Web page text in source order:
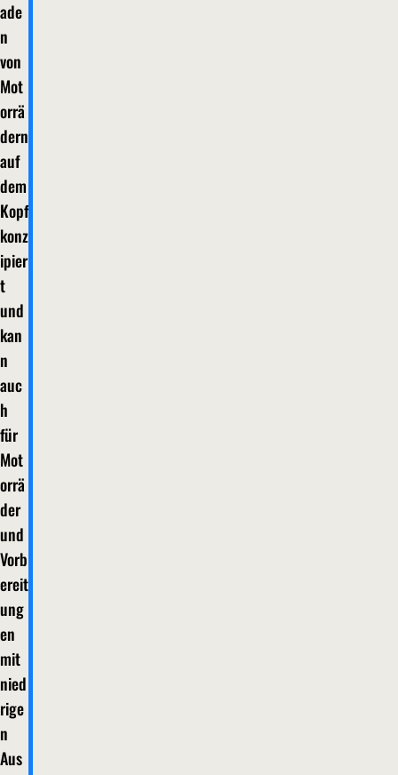
ade
n
von
Mot
orrä
dern
auf
dem
Kopf
konz
ipier
t
und
kan
n
auc
h
für
Mot
orrä
der
und
Vorb
ereit
ung
en
mit
nied
rige
n
Aus